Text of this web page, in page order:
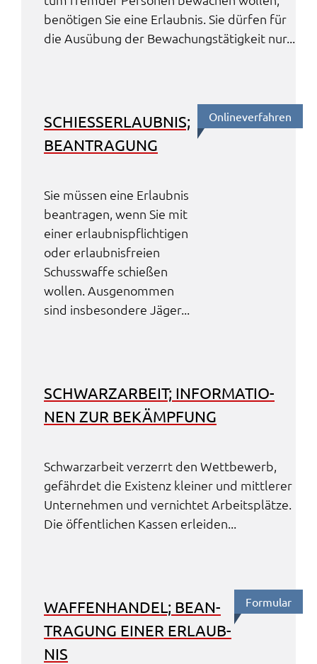
benö­ti­gen Sie eine Erlaub­nis. Sie dürfen für
die Ausübung der Bewa­chungs­tä­tig­keit nur...
SCHIE­SS­ER­LAUB­NIS; B
EAN­TRA­GUNG
Sie müssen eine Erlaub­nis
bean­tra­gen, wenn Sie mit
einer erlaub­nis­pflich­ti­gen
oder erlaub­nis­frei­en
Schuss­waf­fe schie­ßen
wollen. Ausge­nom­men
sind insbe­son­de­re Jäger...
Online­ver­fah­ren
SCHWARZ­AR­BEIT; INFOR­MA­TIO­
NEN ZUR BEKÄMP­FUNG
Schwarz­ar­beit verzerrt den Wett­be­werb,
gefähr­det die Exis­tenz klei­ner und mitt­le­rer
Unter­neh­men und vernich­tet Arbeits­plät­ze.
Die öffent­li­chen Kassen erlei­den...
WAFFEN­HAN­DEL; BEAN­
TRA­GUNG EINER ERLAUB­
NIS
Formu­lar